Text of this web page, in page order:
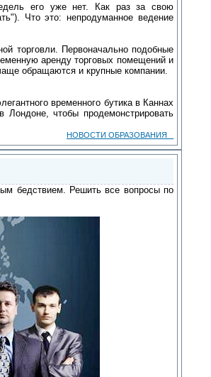
его уже нет. Как раз за свою
Что это: непродуманное ведение
торговли. Первоначально подобные
аренду торговых помещений и
обращаются и крупные компании.
временного бутика в Каннах
чтобы продемонстрировать
НОВОСТИ ОБРАЗОВАНИЯ _
бедствием. Решить все вопросы по